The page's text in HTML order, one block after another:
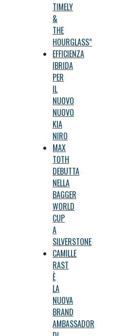
TIMELY
&
THE
HOURGLASS”
EFFICIENZA
IBRIDA
PER
IL
NUOVO
NUOVO
KIA
NIRO
MAX
TOTH
DEBUTTA
NELLA
BAGGER
WORLD
CUP
A
SILVERSTONE
CAMILLE
RAST
È
LA
NUOVA
BRAND
AMBASSADOR